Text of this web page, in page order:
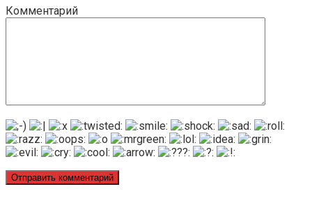
Комментарий